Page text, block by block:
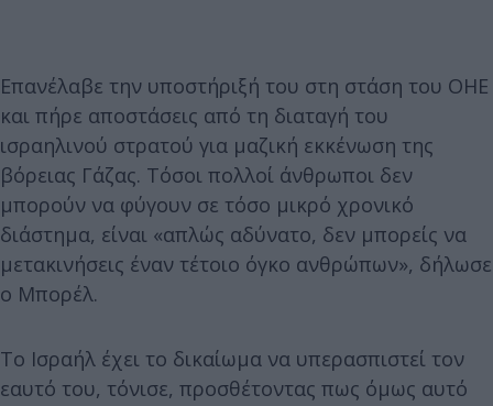
Επανέλαβε την υποστήριξή του στη στάση του ΟΗΕ
και πήρε αποστάσεις από τη διαταγή του
ισραηλινού στρατού για μαζική εκκένωση της
βόρειας Γάζας. Τόσοι πολλοί άνθρωποι δεν
μπορούν να φύγουν σε τόσο μικρό χρονικό
διάστημα, είναι «απλώς αδύνατο, δεν μπορείς να
μετακινήσεις έναν τέτοιο όγκο ανθρώπων», δήλωσε
ο Μπορέλ.
Το Ισραήλ έχει το δικαίωμα να υπερασπιστεί τον
εαυτό του, τόνισε, προσθέτοντας πως όμως αυτό